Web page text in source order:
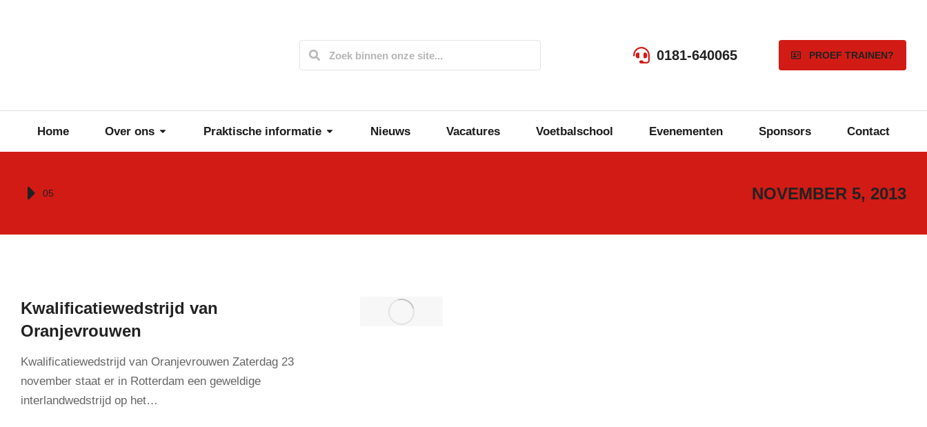
0181-640065 PROEF TRAINEN?
Home Over ons Praktische informatie Nieuws Vacatures Voetbalschool Evenementen Sponsors Contact
Je bent hier:
05 NOVEMBER 5, 2013
Kwalificatiewedstrijd van
Oranjevrouwen
Kwalificatiewedstrijd van Oranjevrouwen Zaterdag 23
november staat er in Rotterdam een geweldige
interlandwedstrijd op het…